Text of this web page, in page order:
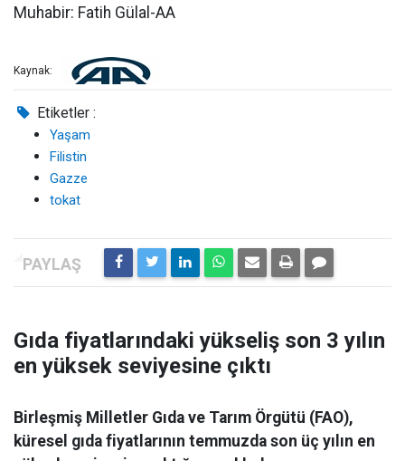
Muhabir: Fatih Gülal-AA
Kaynak:
Etiketler :
Yaşam
Filistin
Gazze
tokat
Gıda fiyatlarındaki yükseliş son 3 yılın
en yüksek seviyesine çıktı
Birleşmiş Milletler Gıda ve Tarım Örgütü (FAO),
küresel gıda fiyatlarının temmuzda son üç yılın en